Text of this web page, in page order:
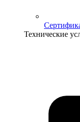
Технические